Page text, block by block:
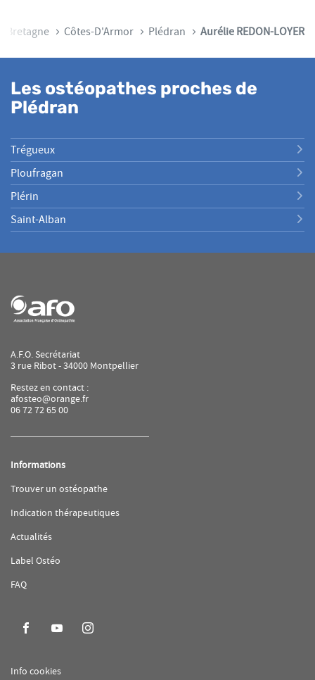
Bretagne Côtes-D'Armor Plédran Aurélie REDON-LOYER
Les ostéopathes proches de
Plédran
Trégueux
Ploufragan
Plérin
Saint-Alban
A.F.O. Secrétariat
3 rue Ribot - 34000 Montpellier
Restez en contact :
afosteo@orange.fr
06 72 72 65 00
Informations
Trouver un ostéopathe(ouvre
une
Indication thérapeutiques(ouvre
Actualités(ouvre
une
Label Ostéo
FAQ(ouvre
fenêtre)
Aller
Aller
Aller
Info cookies(ouvre